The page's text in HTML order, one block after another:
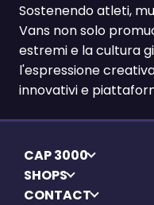
Sostenendo atleti,
Vans non solo
estremi e la cultura
l'espressione
innovativi e
CAP 3000
SHOPS
CONTACT